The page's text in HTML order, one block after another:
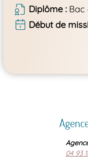
Diplôme
Bac
Début de
04 93